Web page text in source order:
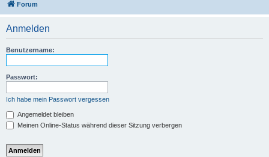
Forum
Anmelden
Benutzername:
Passwort:
Ich habe mein Passwort vergessen
Angemeldet bleiben
Meinen Online-Status während dieser Sitzung verbergen